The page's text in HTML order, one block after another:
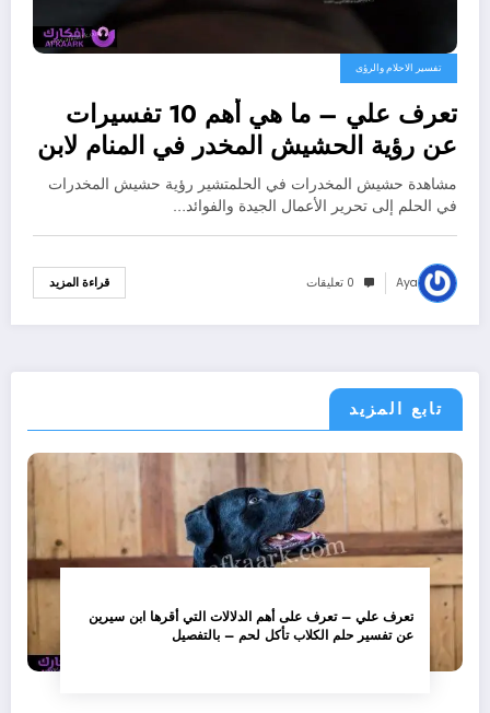
تفسير الاحلام والرؤى
تعرف علي – ما هي أهم 10 تفسيرات
عن رؤية الحشيش المخدر في المنام لابن
سيرين؟ – بالتفصيل
مشاهدة حشيش المخدرات في الحلمتشير رؤية حشيش المخدرات
في الحلم إلى تحرير الأعمال الجيدة والفوائد…
Aya 0 تعليقات قراءة المزيد
تابع المزيد
تعرف علي – تعرف على أهم الدلالات التي أقرها ابن سيرين
عن تفسير حلم الكلاب تأكل لحم – بالتفصيل